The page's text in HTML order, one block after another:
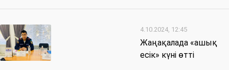
4.10.2024, 12:45
Жаңақалада «ашық
есік» күні өтті